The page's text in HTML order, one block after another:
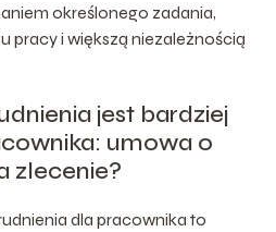
określonego zadania,
pracy i większą niezależnością
jest bardziej
umowa o
zlecenie?
dla pracownika to